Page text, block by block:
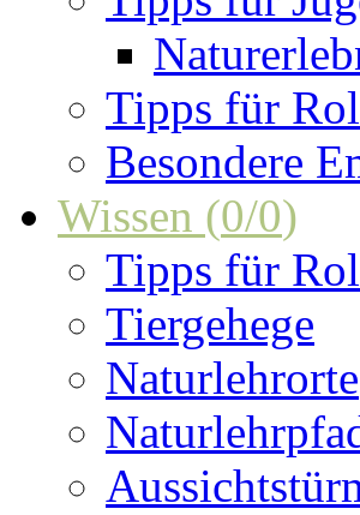
Tipps für
Besondere
Wissen (0/0)
Tipps für
Tiergehege
Naturlehrorte